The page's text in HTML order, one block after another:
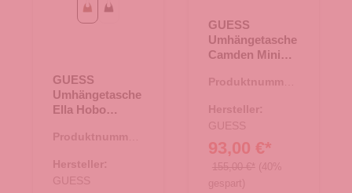
CognacEspresso
GUESS
Umhängetasche
Ella Hobo
Produktnummer:
Hersteller:
GUESS
GUESS
Umhängetasche
Camden Mini
Logo/Cognac
Produktnummer:
Hersteller:
GUESS
93,00 €*
155,00 €* (40%
gespart)